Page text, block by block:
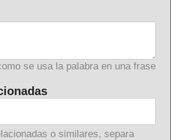
se usa la palabra en una frase
o similares, separa